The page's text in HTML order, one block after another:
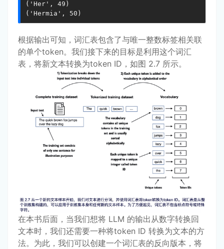
('Her', 49)
('Hermia', 50)
根据输出可知，词汇表包含了与唯一整数标签相关联
的单个token。我们接下来的目标是利用这个词汇
表，将新文本转换为token ID，如图 2.7 所示。
在本书后面，当我们想将 LLM 的输出从数字转换回
文本时，我们还需要一种将token ID 转换为文本的方
法。为此，我们可以创建一个词汇表的反向版本，将